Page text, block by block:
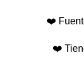
❤️
❤️